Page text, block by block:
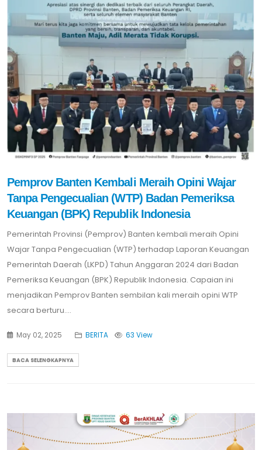
Pemprov Banten Kembali Meraih Opini Wajar
Tanpa Pengecualian (WTP) Badan Pemeriksa
Keuangan (BPK) Republik Indonesia
Pemerintah Provinsi (Pemprov) Banten kembali meraih Opini
Wajar Tanpa Pengecualian (WTP) terhadap Laporan Keuangan
Pemerintah Daerah (LKPD) Tahun Anggaran 2024 dari Badan
Pemeriksa Keuangan (BPK) Republik Indonesia. Capaian ini
menjadikan Pemprov Banten sembilan kali meraih opini WTP
secara berturu....
May 02, 2025 BERITA 63 View
BACA SELENGKAPNYA